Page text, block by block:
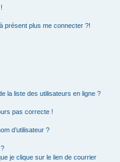
présent plus me connecter ?!
la liste des utilisateurs en ligne ?
pas correcte !
d’utilisateur ?
je clique sur le lien de courrier